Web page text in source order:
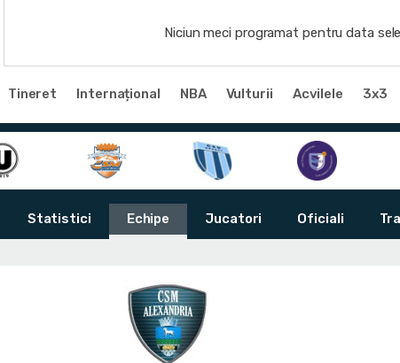
Niciun meci programat pentru data
Tineret Internațional NBA Vulturii Acvilele 3x3
Statistici Echipe Jucatori Oficiali